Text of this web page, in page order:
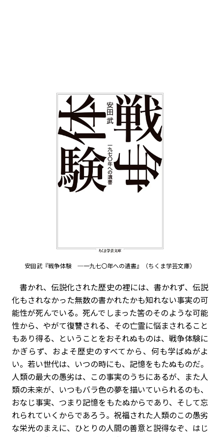
安田武『戦争体験 ─一九七〇年への遺書』（ちくま学芸文庫）
書かれ、伝説化された歴史の裡には、書かれず、伝説
化もされなかった無数の書かれたかも知れない事実の可
能性が死んでいる。死んでしまった筈のそのような可能
性から、やがて復讐される、その亡霊に悩まされること
もあり得る、ということをおそれぬものは、戦争体験に
かぎらず、およそ歴史のすべてから、何も学ばぬがよ
い。若い世代は、いつの時にも、記憶をもたぬものだ。
人類の最大の愚劣は、この事実のうちにあるが、また人
類の未来が、いつもバラ色の夢を描いていられるのも、
おなじ事実、つまり記憶をもたぬからであり、そして忘
れられていくからであろう。祝福された人類のこの愚劣
な栄光のまえに、ひとりの人間の善意と説得なぞ、はじ